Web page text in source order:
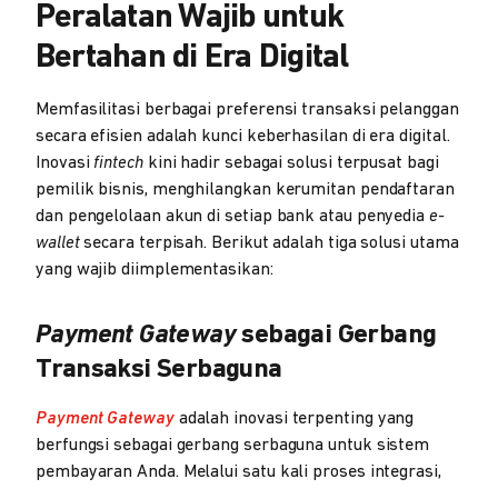
Peralatan Wajib untuk
Bertahan di Era Digital
Memfasilitasi berbagai preferensi transaksi pelanggan
secara efisien adalah kunci keberhasilan di era digital.
Inovasi fintechkini hadir sebagai solusi terpusat bagi
pemilik bisnis, menghilangkan kerumitan pendaftaran
dan pengelolaan akun di setiap bank atau penyediae-
walletsecara terpisah. Berikut adalah tiga solusi utama
yang wajib diimplementasikan:
Payment Gatewaysebagai Gerbang
Transaksi Serbaguna
Payment Gatewayadalah inovasi terpenting yang
berfungsi sebagai gerbang serbaguna untuk sistem
pembayaran Anda. Melalui satu kali proses integrasi,